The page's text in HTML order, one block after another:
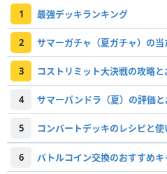
1 最強デッキランキング
2 サマーガチャ（夏ガチャ）の
3 コストリミット大決戦の攻略
4 サマーパンドラ（夏）の評価
5 コンバートデッキのレシピと使
6 バトルコイン交換のおすすめ